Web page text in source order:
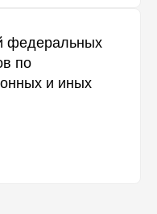
федеральных
по
и иных